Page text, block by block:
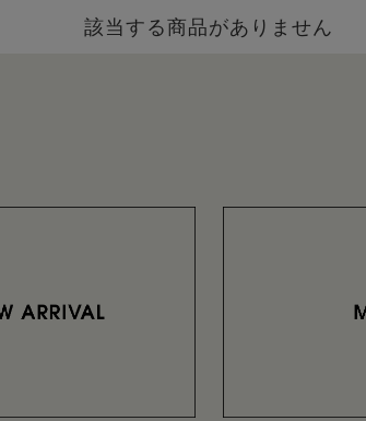
該当する商品がありません